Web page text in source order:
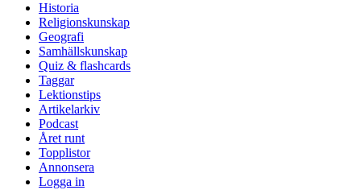
Historia
Religionskunskap
Geografi
Samhällskunskap
Quiz & flashcards
Taggar
Lektionstips
Artikelarkiv
Podcast
Året runt
Topplistor
Annonsera
Logga in